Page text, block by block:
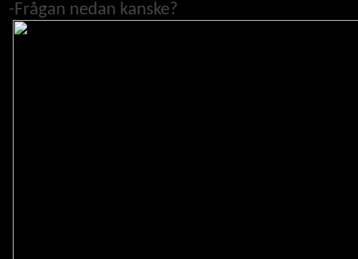
-Frågan nedan kanske?